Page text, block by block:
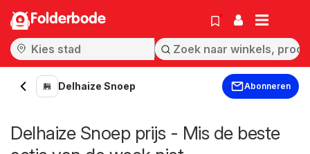
Folderbode
Delhaize Snoep Abonneren
Delhaize Snoep prijs - Mis de beste